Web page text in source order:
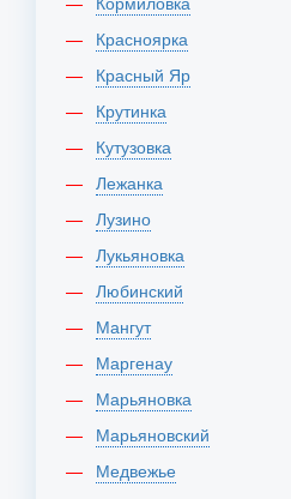
Красноярка
Красный Яр
Крутинка
Кутузовка
Лежанка
Лузино
Лукьяновка
Любинский
Мангут
Маргенау
Марьяновка
Марьяновский
Медвежье